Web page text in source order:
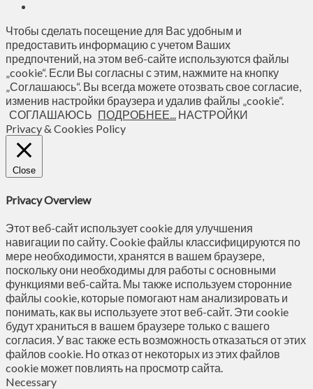
Чтобы сделать посещение для Вас удобным и
предоставить информацию с учетом Ваших
предпочтений, на этом веб-сайте используются файлы
„cookie“. Если Вы согласны с этим, нажмите на кнопку
„Соглашаюсь“. Вы всегда можете отозвать свое согласие,
изменив настройки браузера и удалив файлы „cookie“.
СОГЛАШАЮСЬ ПОДРОБНЕЕ... НАСТРОЙКИ
Privacy & Cookies Policy
Close
Privacy Overview
Этот веб-сайт использует cookie для улучшения
навигации по сайту. Сookie файлы классифицируются по
мере необходимости, хранятся в вашем браузере,
поскольку они необходимы для работы с основными
функциями веб-сайта. Мы также используем сторонние
файлы cookie, которые помогают нам анализировать и
понимать, как вы используете этот веб-сайт. Эти cookie
будут храниться в вашем браузере только с вашего
согласия. У вас также есть возможность отказаться от этих
файлов cookie. Но отказ от некоторых из этих файлов
cookie может повлиять на просмотр сайта.
Necessary